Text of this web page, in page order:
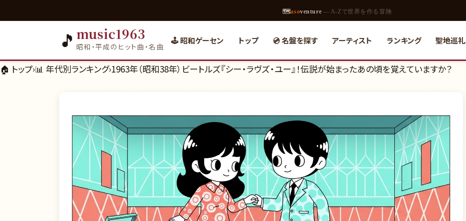
🗺asoventure — A-Zで世界を作る冒険
🎵 music1963
昭和・平成のヒット曲・名曲
🕹️ 昭和ゲーセン トップ 💿 名盤を探す アーティスト ランキング 聖地巡礼
🏠 トップ›📊 年代別ランキング›1963年（昭和38年）ビートルズ『シー・ラヴズ・ユー』！伝説が始まったあの頃を覚えていますか？